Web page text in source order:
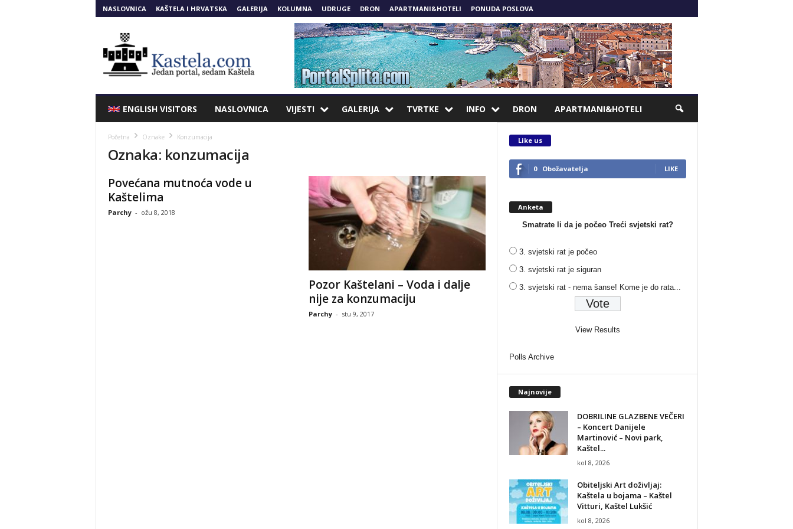
NASLOVNICA KAŠTELA I HRVATSKA GALERIJA KOLUMNA UDRUGE DRON APARTMANI&HOTELI PONUDA POSLOVA
ENGLISH VISITORS NASLOVNICA VIJESTI GALERIJA TVRTKE INFO DRON APARTMANI&HOTELI
Početna Oznake Konzumacija
Oznaka: konzumacija
Povećana mutnoća vode u
Kaštelima
Parchy - ožu 8, 2018
Pozor Kaštelani – Voda i dalje
nije za konzumaciju
Parchy - stu 9, 2017
Like us
0 Obožavatelja LIKE
Anketa
Smatrate li da je počeo Treći svjetski rat?
3. svjetski rat je počeo
3. svjetski rat je siguran
3. svjetski rat - nema šanse! Kome je do rata...
View Results
Polls Archive
Najnovije
DOBRILINE GLAZBENE VEČERI
– Koncert Danijele
Martinović – Novi park,
Kaštel...
kol 8, 2026
Obiteljski Art doživljaj:
Kaštela u bojama – Kaštel
Vitturi, Kaštel Lukšić
kol 8, 2026